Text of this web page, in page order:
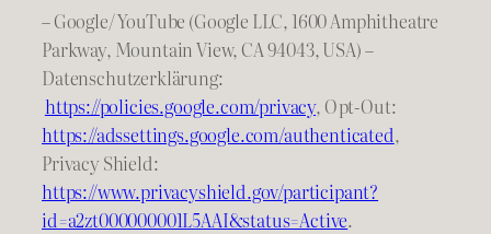
– Google/ YouTube (Google LLC, 1600 Amphitheatre
Parkway, Mountain View, CA 94043, USA) –
Datenschutzerklärung:
https://policies.google.com/privacy, Opt-Out:
https://adssettings.google.com/authenticated,
Privacy Shield:
https://www.privacyshield.gov/participant?
id=a2zt000000001L5AAI&status=Active.